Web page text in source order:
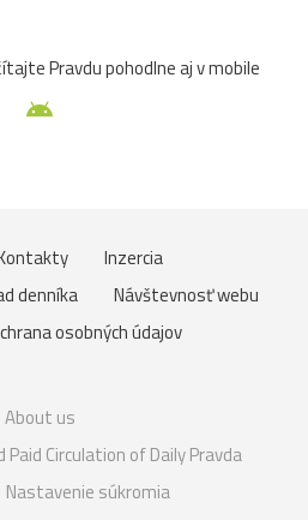
Pravdu pohodlne aj v mobile
Inzercia
denníka
Návštevnosť webu
osobných údajov
About us
Paid Circulation of Daily Pravda
Nastavenie súkromia